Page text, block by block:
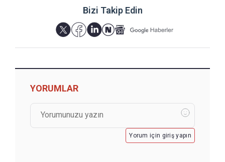
Bizi Takip Edin
YORUMLAR
Yorum için giriş yapın